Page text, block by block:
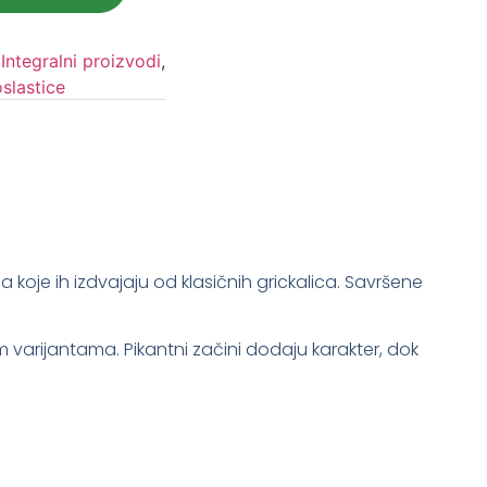
Integralni proizvodi,
ih izdvajaju od klasičnih grickalica. Savršene
Pikantni začini dodaju karakter, dok